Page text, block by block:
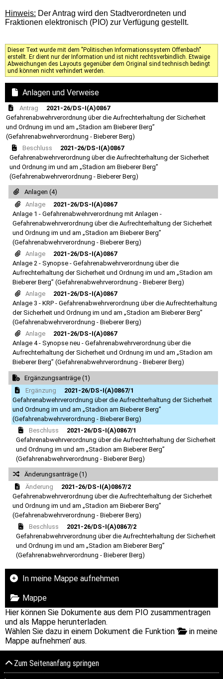
Hinweis: Der Antrag wird den Stadtverordneten und
Fraktionen elektronisch (PIO) zur Verfügung gestellt.
Dieser Text wurde mit dem "Politischen Informationssystem Offenbach"
erstellt. Er dient nur der Information und ist nicht rechtsverbindlich. Etwaige
Abweichungen des Layouts gegenüber dem Original sind technisch bedingt
und können nicht verhindert werden.
Anlagen und Verweise
Antrag
2021-26/DS-I(A)0867
Gefahrenabwehrverordnung über die Aufrechterhaltung der Sicherheit
und Ordnung im und am „Stadion am Bieberer Berg”
(Gefahrenabwehrverordnung - Bieberer Berg)
Beschluss
2021-26/DS-I(A)0867
Gefahrenabwehrverordnung über die Aufrechterhaltung der Sicherheit
und Ordnung im und am „Stadion am Bieberer Berg”
(Gefahrenabwehrverordnung - Bieberer Berg)
Anlagen (4)
Anlage
2021-26/DS-I(A)0867
Anlage 1 - Gefahrenabwehrverordnung mit Anlagen -
Gefahrenabwehrverordnung über die Aufrechterhaltung der Sicherheit
und Ordnung im und am „Stadion am Bieberer Berg”
(Gefahrenabwehrverordnung - Bieberer Berg)
Anlage
2021-26/DS-I(A)0867
Anlage 2 - Synopse - Gefahrenabwehrverordnung über die
Aufrechterhaltung der Sicherheit und Ordnung im und am „Stadion am
Bieberer Berg” (Gefahrenabwehrverordnung - Bieberer Berg)
Anlage
2021-26/DS-I(A)0867
Anlage 3 - KRP - Gefahrenabwehrverordnung über die Aufrechterhaltung
der Sicherheit und Ordnung im und am „Stadion am Bieberer Berg”
(Gefahrenabwehrverordnung - Bieberer Berg)
Anlage
2021-26/DS-I(A)0867
Anlage 4 - Synopse neu - Gefahrenabwehrverordnung über die
Aufrechterhaltung der Sicherheit und Ordnung im und am „Stadion am
Bieberer Berg” (Gefahrenabwehrverordnung - Bieberer Berg)
Ergänzungsanträge (1)
Ergänzung
2021-26/DS-I(A)0867/1
Gefahrenabwehrverordnung über die Aufrechterhaltung der Sicherheit
und Ordnung im und am „Stadion am Bieberer Berg”
(Gefahrenabwehrverordnung - Bieberer Berg)
Beschluss
2021-26/DS-I(A)0867/1
Gefahrenabwehrverordnung über die Aufrechterhaltung der Sicherheit
und Ordnung im und am „Stadion am Bieberer Berg”
(Gefahrenabwehrverordnung - Bieberer Berg)
Änderungsanträge (1)
Änderung
2021-26/DS-I(A)0867/2
Gefahrenabwehrverordnung über die Aufrechterhaltung der Sicherheit
und Ordnung im und am „Stadion am Bieberer Berg”
(Gefahrenabwehrverordnung - Bieberer Berg)
Beschluss
2021-26/DS-I(A)0867/2
Gefahrenabwehrverordnung über die Aufrechterhaltung der Sicherheit
und Ordnung im und am „Stadion am Bieberer Berg”
(Gefahrenabwehrverordnung - Bieberer Berg)
In meine Mappe aufnehmen
Mappe
Hier können Sie Dokumente aus dem PIO zusammentragen
und als Mappe herunterladen.
Wählen Sie dazu in einem Dokument die Funktion '
in meine
Mappe aufnehmen' aus.
Zum Seitenanfang springen